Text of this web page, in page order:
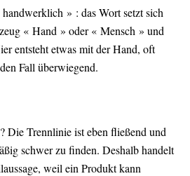
» : das Wort setzt sich
« Hand » oder « Mensch » und
entsteht etwas mit der Hand, oft
Fall überwiegend.
Die Trennlinie ist eben fließend und
schwer zu finden. Deshalb handelt
weil ein Produkt kann